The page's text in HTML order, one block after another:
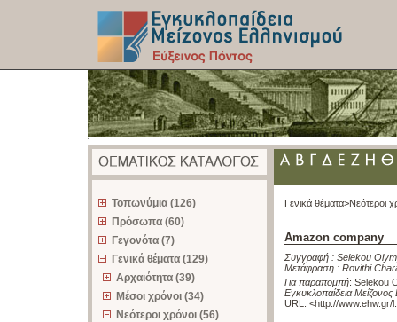
Τοπωνύμια (126)
Πρόσωπα (60)
Γεγονότα (7)
Γενικά θέματα (129)
Αρχαιότητα (39)
Μέσοι χρόνοι (34)
Νεότεροι χρόνοι (56)
Γενικά θέματα>Νεότεροι
Amazon company
Συγγραφή : Selekou
Μετάφραση : Rovithi
Για παραπομπή: Selekou
Εγκυκλοπαίδεια
URL: <http://www.ehw.gr/